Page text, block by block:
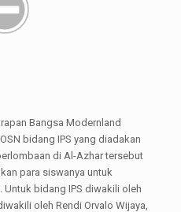
Bangsa Modernland
bidang IPS yang diadakan
di Al-Azhar tersebut
para siswanya untuk
bidang IPS diwakili oleh
oleh Rendi Orvalo Wijaya,